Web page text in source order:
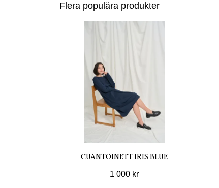
Flera populära produkter
CUANTOINETT IRIS BLUE
1 000 kr